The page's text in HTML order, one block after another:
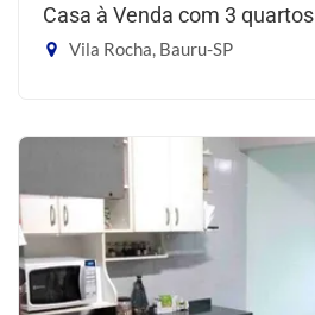
Casa à Venda com 3 quartos
Vila Rocha, Bauru-SP